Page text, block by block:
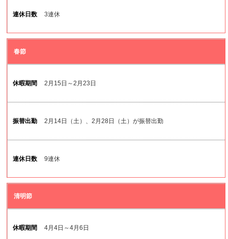
替
出
連
数
3連休
春節
2月15日～2月23日
2月14日（土）、2月28日（土）が振替出勤
9連休
清明節
4月4日～4月6日